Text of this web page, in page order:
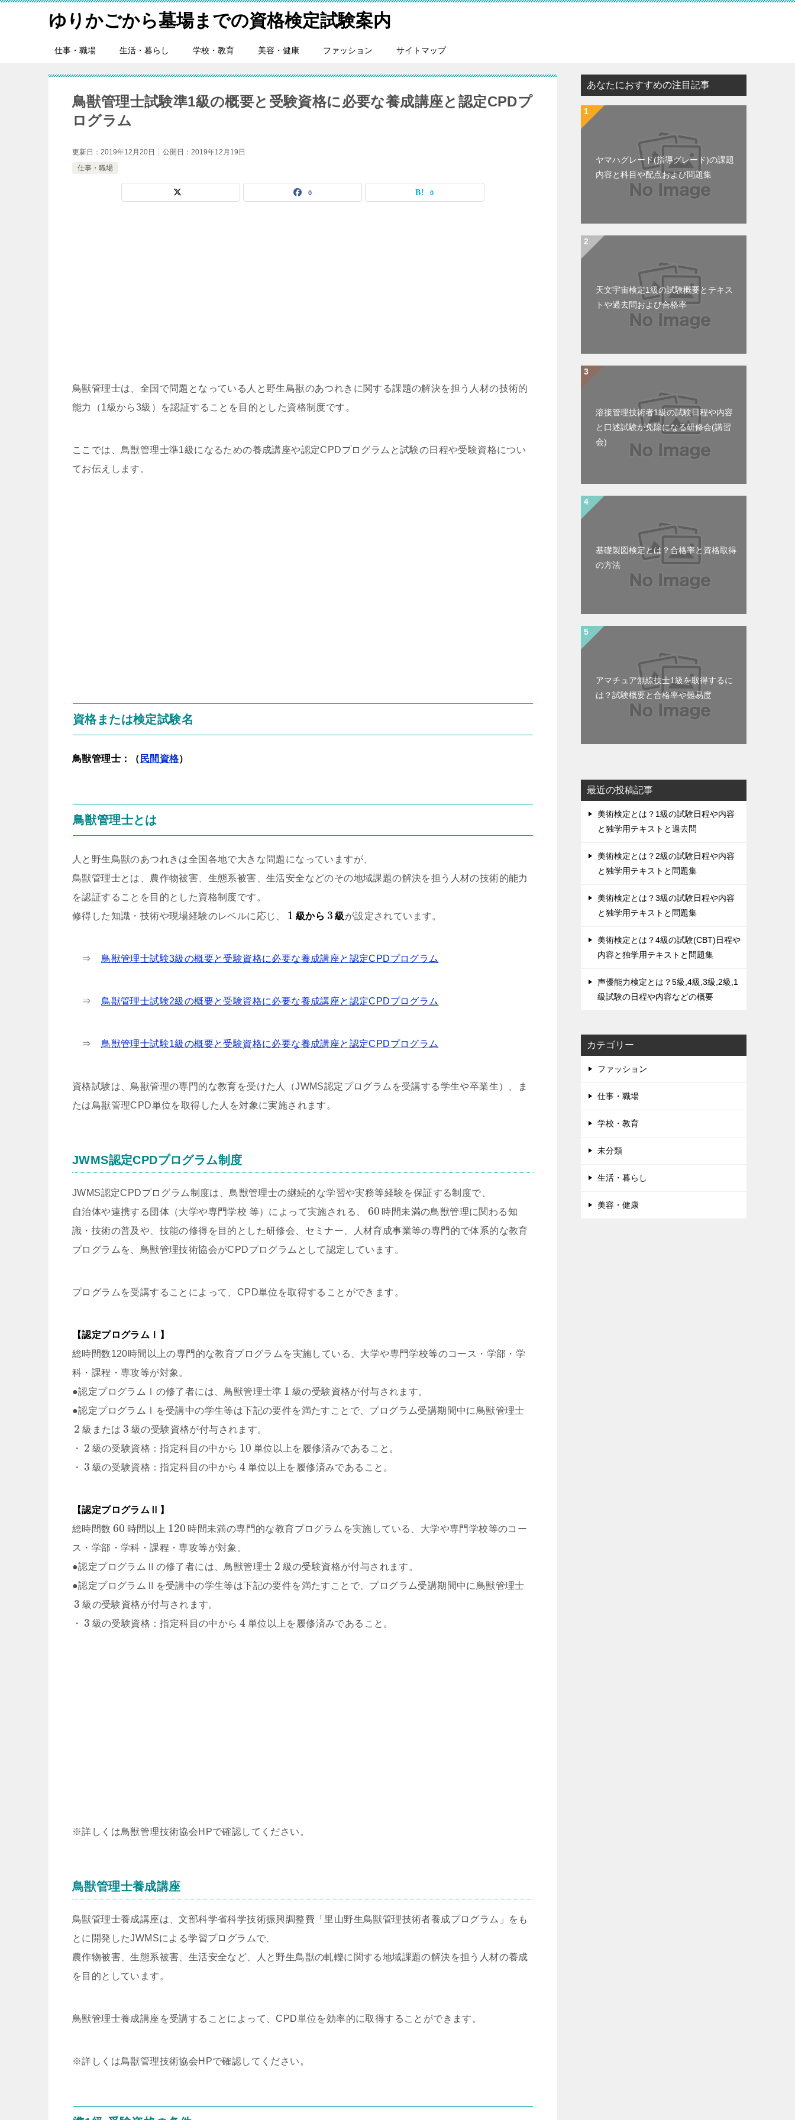
ゆりかごから墓場までの資格検定試験案内
仕事・職場 生活・暮らし 学校・教育 美容・健康 ファッション サイトマップ
鳥獣管理士試験準1級の概要と受験資格に必要な養成講座と認定CPDプ
ログラム
更新日： 2019年12月20日 公開日： 2019年12月19日
仕事・職場
0 0
鳥獣管理士は、全国で問題となっている人と野生鳥獣のあつれきに関する課題の解決を担う人材の技術的
能力（1級から3級）を認証することを目的とした資格制度です。
ここでは、鳥獣管理士準1級になるための養成講座や認定CPDプログラムと試験の日程や受験資格につい
てお伝えします。
資格または検定試験名
鳥獣管理士：（ 民間資格）
鳥獣管理士とは
人と野生鳥獣のあつれきは全国各地で大きな問題になっていますが、
鳥獣管理士とは、農作物被害、生態系被害、生活安全などのその地域課題の解決を担う人材の技術的能力
を認証することを目的とした資格制度です。
修得した知識・技術や現場経験のレベルに応じ、
1 級から 3 級が設定されています。
⇒ 鳥獣管理士試験3級の概要と受験資格に必要な養成講座と認定CPDプログラム
⇒ 鳥獣管理士試験2級の概要と受験資格に必要な養成講座と認定CPDプログラム
⇒ 鳥獣管理士試験1級の概要と受験資格に必要な養成講座と認定CPDプログラム
資格試験は、鳥獣管理の専門的な教育を受けた人（JWMS認定プログラムを受講する学生や卒業生）、ま
たは鳥獣管理CPD単位を取得した人を対象に実施されます。
JWMS認定CPDプログラム制度
JWMS認定CPDプログラム制度は、鳥獣管理士の継続的な学習や実務等経験を保証する制度で、
自治体や連携する団体（大学や専門学校 等）によって実施される、
60 時間未満の鳥獣管理に関わる知
識・技術の普及や、技能の修得を目的とした研修会、セミナー、人材育成事業等の専門的で体系的な教育
プログラムを、鳥獣管理技術協会がCPDプログラムとして認定しています。
プログラムを受講することによって、CPD単位を取得することができます。
【認定プログラムⅠ】
総時間数120時間以上の専門的な教育プログラムを実施している、大学や専門学校等のコース・学部・学
科・課程・専攻等が対象。
●認定プログラムⅠの修了者には、鳥獣管理士準 1 級の受験資格が付与されます。
●認定プログラムⅠを受講中の学生等は下記の要件を満たすことで、プログラム受講期間中に鳥獣管理士
2 級または 3 級の受験資格が付与されます。
・
2 級の受験資格：指定科目の中から 10 単位以上を履修済みであること。
・
3 級の受験資格：指定科目の中から 4 単位以上を履修済みであること。
【認定プログラムⅡ】
総時間数 60 時間以上 120 時間未満の専門的な教育プログラムを実施している、大学や専門学校等のコー
ス・学部・学科・課程・専攻等が対象。
●認定プログラムⅡの修了者には、鳥獣管理士 2 級の受験資格が付与されます。
●認定プログラムⅡを受講中の学生等は下記の要件を満たすことで、プログラム受講期間中に鳥獣管理士
3 級の受験資格が付与されます。
・
3 級の受験資格：指定科目の中から 4 単位以上を履修済みであること。
※詳しくは鳥獣管理技術協会HPで確認してください。
鳥獣管理士養成講座
鳥獣管理士養成講座は、文部科学省科学技術振興調整費「里山野生鳥獣管理技術者養成プログラム」をも
とに開発したJWMSによる学習プログラムで、
農作物被害、生態系被害、生活安全など、人と野生鳥獣の軋轢に関する地域課題の解決を担う人材の養成
を目的としています。
鳥獣管理士養成講座を受講することによって、CPD単位を効率的に取得することができます。
※詳しくは鳥獣管理技術協会HPで確認してください。
あなたにおすすめの注目記事
ヤマハグレード(指導グレード)の課題
内容と科目や配点および問題集
天文宇宙検定1級の試験概要とテキス
トや過去問および合格率
溶接管理技術者1級の試験日程や内容
と口述試験が免除になる研修会(講習
会)
基礎製図検定とは？合格率と資格取得
の方法
アマチュア無線技士1級を取得するに
は？試験概要と合格率や難易度
最近の投稿記事
美術検定とは？1級の試験日程や内容
と独学用テキストと過去問
美術検定とは？2級の試験日程や内容
と独学用テキストと問題集
美術検定とは？3級の試験日程や内容
と独学用テキストと問題集
美術検定とは？4級の試験(CBT)日程や
内容と独学用テキストと問題集
声優能力検定とは？5級,4級,3級,2級,1
級試験の日程や内容などの概要
カテゴリー
ファッション
仕事・職場
学校・教育
未分類
生活・暮らし
美容・健康